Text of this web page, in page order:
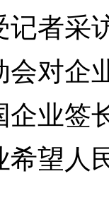
者采
对企
业签
望人